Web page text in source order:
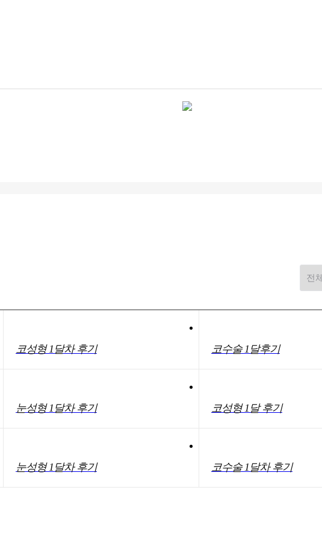
코성형 1달차 후기 코수술 1달후기
눈성형 1달차 후기 코성형 1달 후기
눈성형 1달차 후기 코수술 1달차 후기